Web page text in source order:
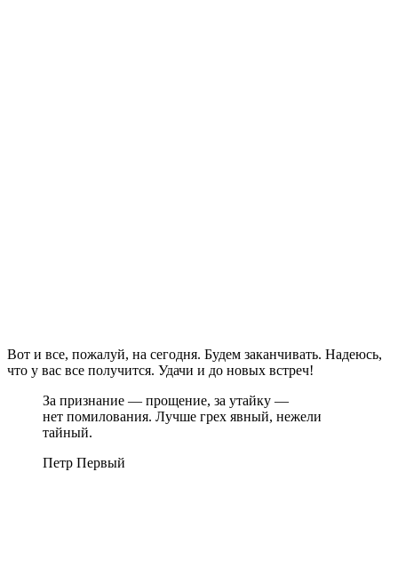
Вот и все, пожалуй, на сегодня. Будем заканчивать. Надеюсь,
что у вас все получится. Удачи и до новых встреч!
За признание — прощение, за утайку —
нет помилования. Лучше грех явный, нежели
тайный.
Петр Первый